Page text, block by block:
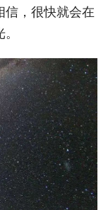
信，很快就会在